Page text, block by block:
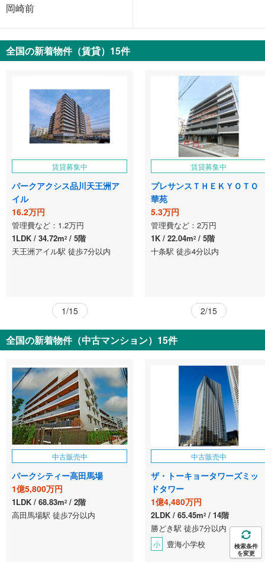
岡崎前
全国の新着物件（賃貸）15件
賃貸募集中
パークアクシス品川天王洲ア
イル
16.2万円
管理費など：1.2万円
1LDK
34.72m2
5階
天王洲アイル駅 徒歩7分以内
1/15
賃貸募集中
プレサンスＴＨＥＫＹＯＴＯ
華苑
5.3万円
管理費など：2万円
1K
22.04m2
5階
十条駅 徒歩4分以内
2/15
全国の新着物件（中古マンション）15件
中古販売中
パークシティー高田馬場
1億5,800万円
1LDK 68.83m2
2階
高田馬場駅 徒歩7分以内
中古販売中
ザ・トーキョータワーズミッ
ドタワー
1億4,480万円
2LDK 65.45m2
14階
勝どき駅 徒歩7分以内
小 豊海小学校
検索条件
を変更